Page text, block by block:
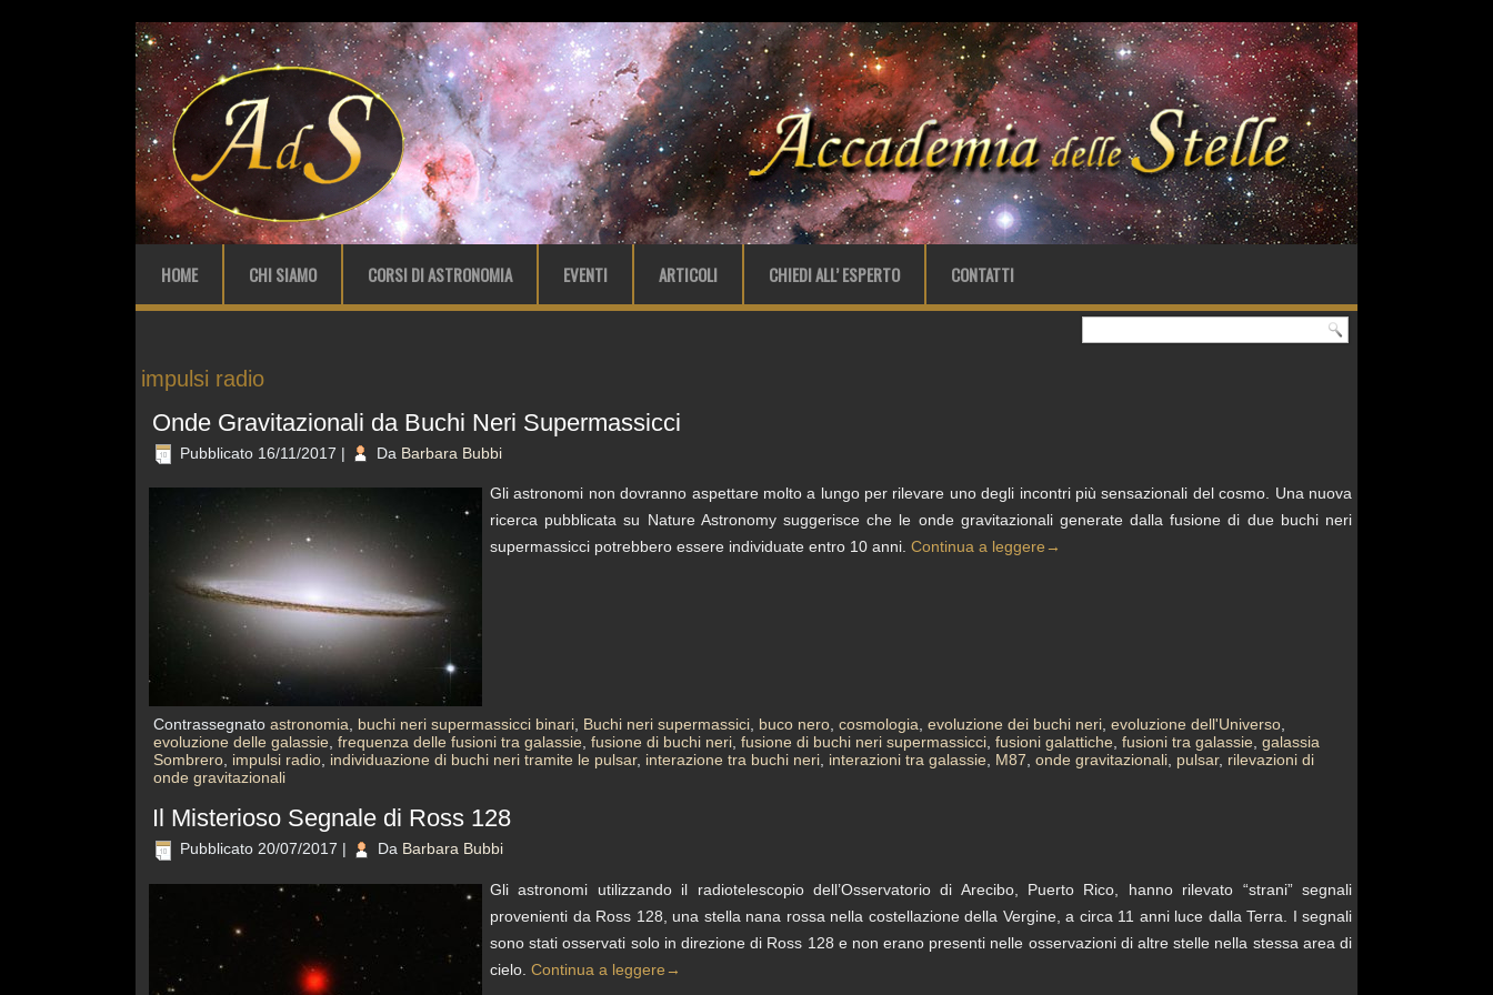
HOME CHI SIAMO CORSI DI ASTRONOMIA EVENTI ARTICOLI CHIEDI ALL’ ESPERTO CONTATTI
impulsi radio
Onde Gravitazionali da Buchi Neri Supermassicci
Pubblicato 16/11/2017 | Da Barbara Bubbi
Gli astronomi non dovranno aspettare molto a lungo per rilevare uno degli incontri più sensazionali del cosmo. Una nuova
ricerca pubblicata su Nature Astronomy suggerisce che le onde gravitazionali generate dalla fusione di due buchi neri
supermassicci potrebbero essere individuate entro 10 anni. Continua a leggere →
Contrassegnato astronomia, buchi neri supermassicci binari, Buchi neri supermassici, buco nero, cosmologia, evoluzione dei buchi neri, evoluzione dell'Universo,
evoluzione delle galassie, frequenza delle fusioni tra galassie, fusione di buchi neri, fusione di buchi neri supermassicci, fusioni galattiche, fusioni tra galassie, galassia
Sombrero, impulsi radio, individuazione di buchi neri tramite le pulsar, interazione tra buchi neri, interazioni tra galassie, M87, onde gravitazionali, pulsar, rilevazioni di
onde gravitazionali
Il Misterioso Segnale di Ross 128
Pubblicato 20/07/2017 | Da Barbara Bubbi
Gli astronomi utilizzando il radiotelescopio dell’Osservatorio di Arecibo, Puerto Rico, hanno rilevato “strani” segnali
provenienti da Ross 128, una stella nana rossa nella costellazione della Vergine, a circa 11 anni luce dalla Terra. I segnali
sono stati osservati solo in direzione di Ross 128 e non erano presenti nelle osservazioni di altre stelle nella stessa area di
cielo. Continua a leggere →